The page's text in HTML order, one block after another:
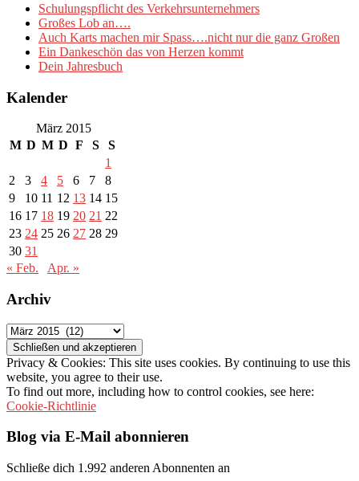
Schulungspflicht des Verkehrsunternehmers
Großes Lob an….
Auch Karts machen mir Spass….nicht nur die ganz Großen
Ein Dankeschön das von Herzen kommt
Dein Jahresbuch
Kalender
März 2015
M D M D F S
S
1
2
3 4 5 6 7
8
9
10 11 12 13 14 15
16 17 18 19 20 21 22
23 24 25 26 27 28 29
30 31
« Feb.
Apr. »
Archiv
Archiv
Privacy & Cookies: This site uses cookies. By continuing to use this
website, you agree to their use.
To find out more, including how to control cookies, see here:
Cookie-Richtlinie
Blog via E-Mail abonnieren
Schließe dich 1.992 anderen Abonnenten an